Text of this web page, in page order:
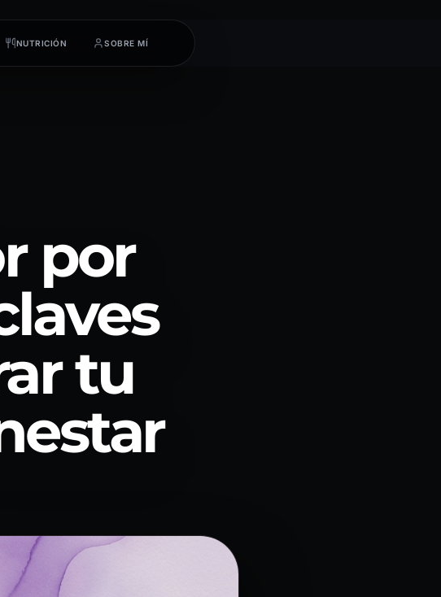
NUTRICIÓN SOBRE MÍ
por
tu